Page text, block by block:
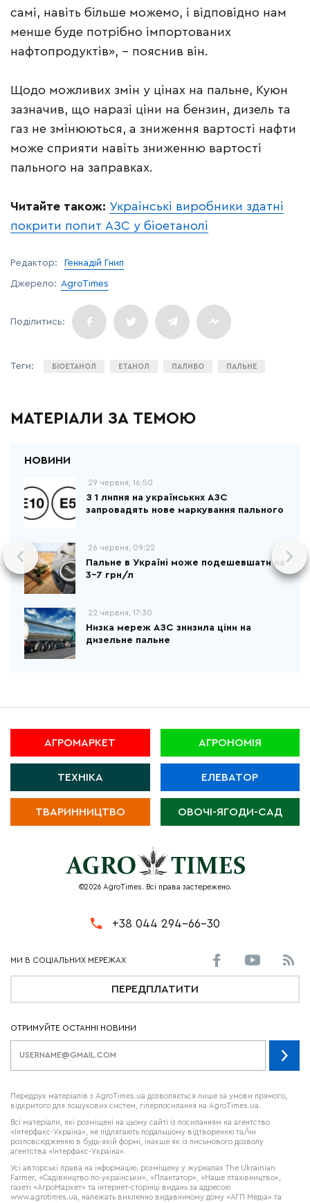
самі, навіть більше можемо, і відповідно нам
менше буде потрібно імпортованих
нафтопродуктів», – пояснив він.
Щодо можливих змін у цінах на пальне, Куюн
зазначив, що наразі ціни на бензин, дизель та
газ не змінюються, а зниження вартості нафти
може сприяти навіть зниженню вартості
пального на заправках.
Читайте також: Українські виробники здатні
покрити попит АЗС у біоетанолі
Редактор: Геннадій Гнип
Джерело: AgroTimes
БІОЕТАНОЛ ЕТАНОЛ ПАЛИВО ПАЛЬНЕ
МАТЕРІАЛИ ЗА ТЕМОЮ
29 червня, 16:50
З 1 липня на українських АЗС
запровадять нове маркування пального
26 червня, 09:22
Пальне в Україні може подешевшати на
3-7 грн/л
22 червня, 17:30
Низка мереж АЗС знизила ціни на
дизельне пальне
АГРОМАРКЕТ АГРОНОМІЯ
ТЕХНІКА ЕЛЕВАТОР
ТВАРИННИЦТВО ОВОЧІ-ЯГОДИ-САД
©2026 AgroTimes. Всі права застережено.
+38 044 294-66-30
ПЕРЕДПЛАТИТИ
ОТРИМУЙТЕ ОСТАННІ НОВИНИ
Передрук матеріалів з AgroTimes.ua дозволяється лише за умови прямого,
відкритого для пошукових систем, гіперпосилання на AgroTimes.ua.
Всі матеріали, які розміщені на цьому сайті із посиланням на агентство
«Інтерфакс-Україна», не підлягають подальшому відтворенню та/чи
розповсюдженню в будь-якій формі, інакше як із письмового дозволу
агентства «Інтерфакс-Україна».
Усі авторські права на інформацію, розміщену у журналах The Ukrainian
Farmer , «Садівництво по-українськи», «Плантатор», «Наше птахівництво»,
газеті «АгроМаркет» та інтернет-сторінці видань за адресою
www.agrotimes.ua,
належать виключно видавничому дому «АГП Медіа» та